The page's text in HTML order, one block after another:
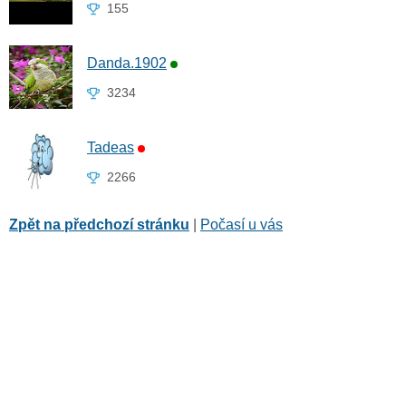
155
Danda.1902
3234
Tadeas
2266
Zpět na předchozí stránku Počasí u vás